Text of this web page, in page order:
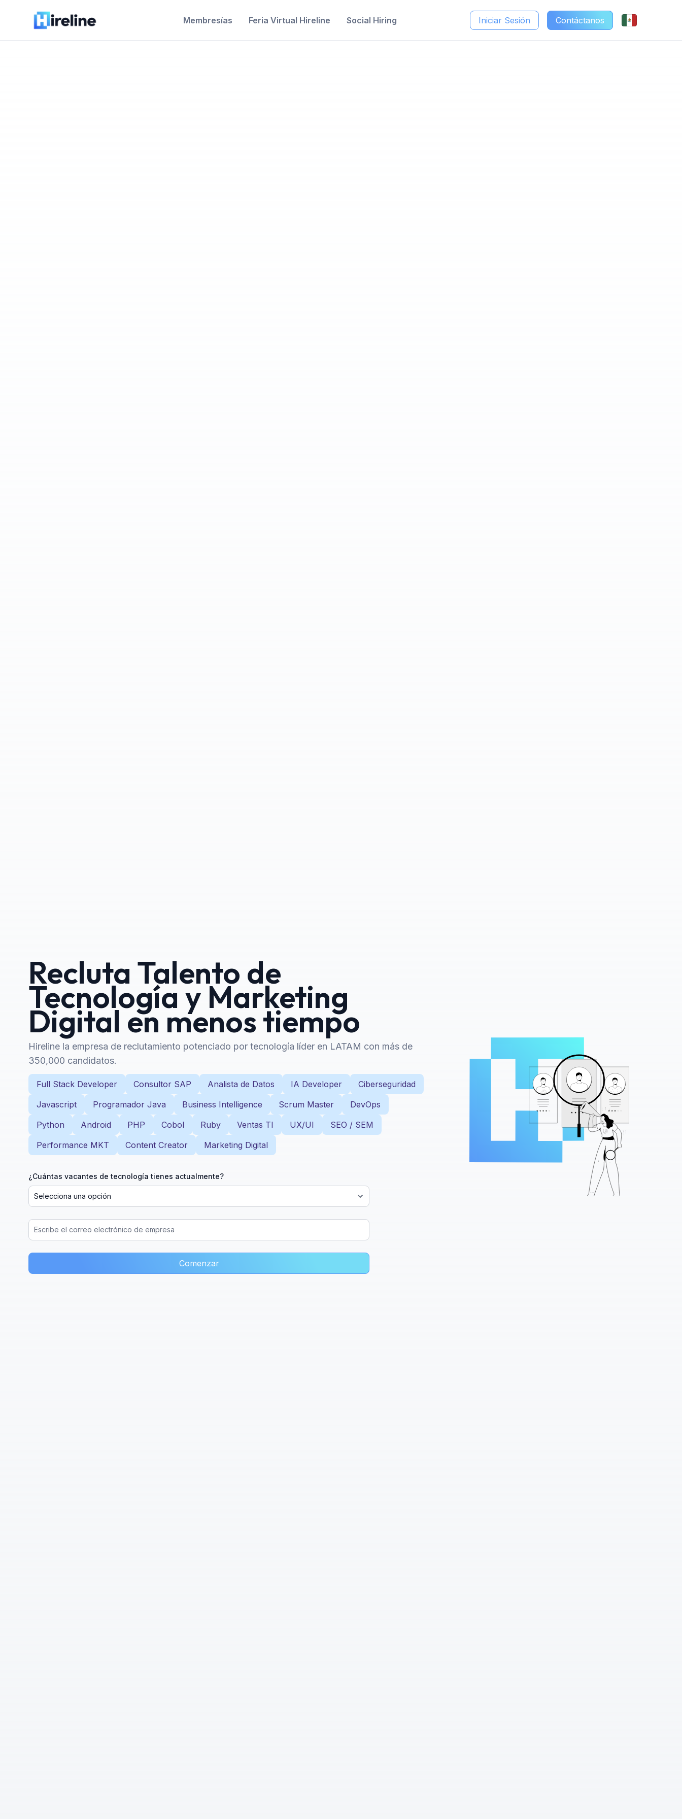
Membresías Feria Virtual Hireline Social Hiring Iniciar Sesión Contáctanos
Recluta Talento de
Tecnología y Marketing
Digital en menos tiempo
Hireline la empresa de reclutamiento potenciado por tecnología líder en LATAM con más de
350,000 candidatos.
Full Stack Developer Consultor SAP Analista de Datos IA Developer
Ciberseguridad
Javascript
Programador Java Business Intelligence Scrum Master
DevOps
Python
Android PHP Cobol Ruby Ventas TI UX/UI
SEO / SEM
Performance MKT
Content Creator Marketing Digital
¿Cuántas vacantes de tecnología tienes actualmente?